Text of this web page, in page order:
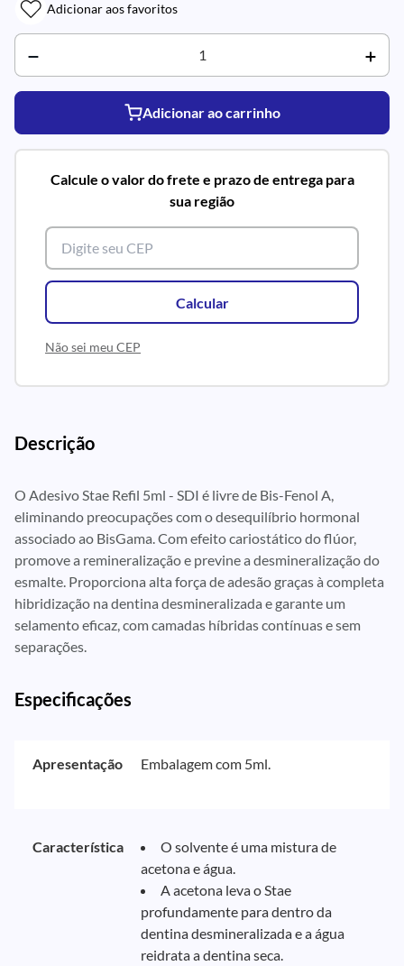
Adicionar aos favoritos
Adicionar ao carrinho
Calcule o valor do frete e prazo de entrega para
sua região
Calcular
Não sei meu CEP
Descrição
O Adesivo Stae Refil 5ml - SDI é livre de Bis-Fenol A,
eliminando preocupações com o desequilíbrio hormonal
associado ao BisGama. Com efeito cariostático do flúor,
promove a remineralização e previne a desmineralização do
esmalte. Proporciona alta força de adesão graças à completa
hibridização na dentina desmineralizada e garante um
selamento eficaz, com camadas híbridas contínuas e sem
separações.
Especificações
Apresentação Embalagem com 5ml.
Característica
O solvente é uma mistura de
acetona e água.
A acetona leva o Stae
profundamente para dentro da
dentina desmineralizada e a água
reidrata a dentina seca.